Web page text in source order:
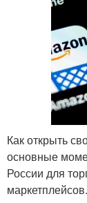
Как открыть
основные
России для
маркетплейсов.